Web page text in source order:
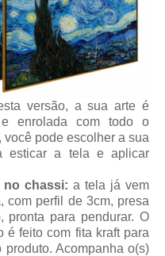
versão, a sua arte é
enrolada com todo o
pode escolher a sua
esticar a tela e aplicar
no chassi: a tela já vem
com perfil de 3cm, presa
pronta para pendurar. O
é feito com fita kraft para
Acompanha o(s)